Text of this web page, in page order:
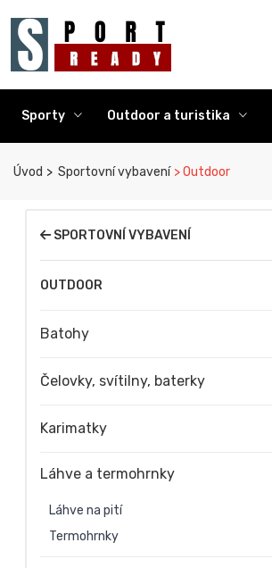
Sporty Outdoor a turistika
Úvod Sportovní vybavení Outdoor
SPORTOVNÍ VYBAVENÍ
OUTDOOR
Batohy
Čelovky, svítilny, baterky
Karimatky
Láhve a termohrnky
Láhve na pití
Termohrnky